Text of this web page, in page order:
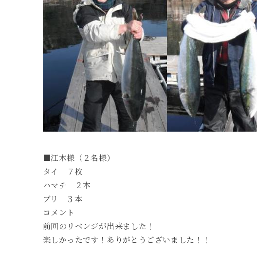
■江木様（２名様）
タイ ７枚
ハマチ ２本
ブリ ３本
コメント
前回のリベンジが出来ました！
楽しかったです！ありがとうございました！！